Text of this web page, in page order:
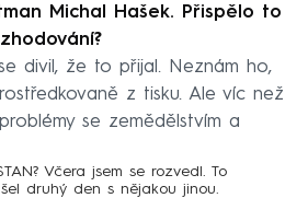
Michal Hašek. Přispělo to
divil, že to přijal. Neznám ho,
z tisku. Ale víc než
se zemědělstvím a
Včera jsem se rozvedl. To
druhý den s nějakou jinou.